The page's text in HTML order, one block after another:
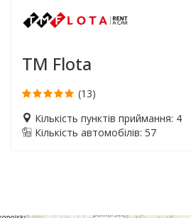
TM Flota
(13)
Кількість пунктів приймання: 4
Кількість автомобілів: 57